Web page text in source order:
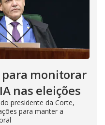
para monitorar
nas eleições
presidente da Corte,
para manter a